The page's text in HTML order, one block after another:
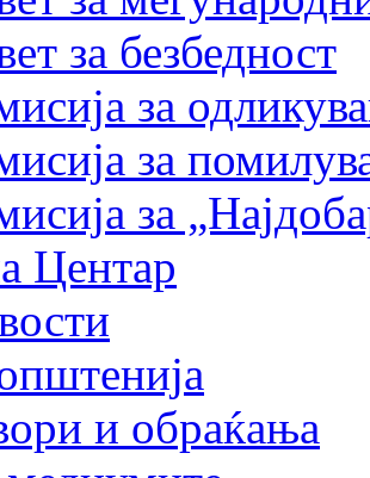
за безбедност
за
за
за
Центар
и обраќања